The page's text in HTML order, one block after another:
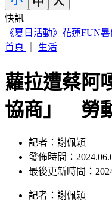
快訊
阿伯車廂內狂罵女兒！
首頁
生活
蘿拉遭蔡阿
協商」 勞
記者：謝佩穎
發佈時間：
最後更新時間：
記者 ： 謝佩穎